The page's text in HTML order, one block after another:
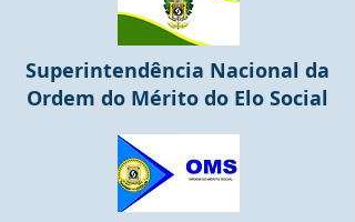
Superintendência Nacional da
Ordem do Mérito do Elo Social